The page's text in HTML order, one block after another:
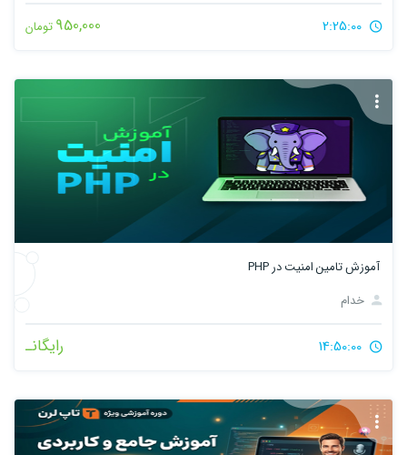
950,000تومان
آموزش تامین امنیت در PHP
خدام
رایگانـ